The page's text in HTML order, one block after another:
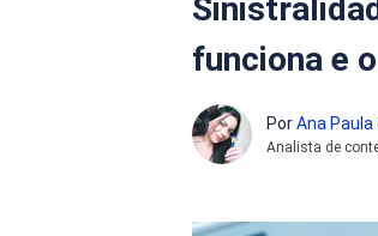
funciona e
PorAna Paula
Analista de